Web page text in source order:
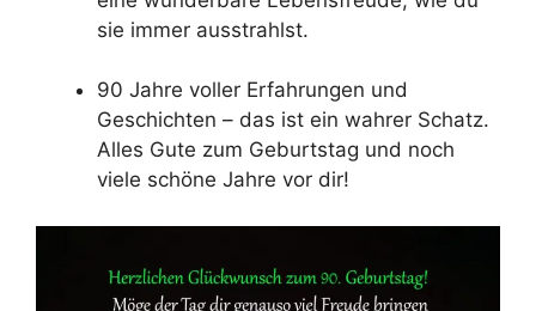
sie immer ausstrahlst.
90 Jahre voller Erfahrungen und
Geschichten – das ist ein wahrer Schatz.
Alles Gute zum Geburtstag und noch
viele schöne Jahre vor dir!